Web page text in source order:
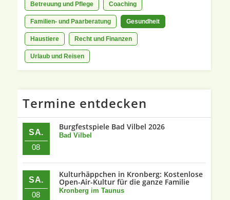
Betreuung und Pflege Coaching
Familien- und Paarberatung Gesundheit
Haustiere Recht und Finanzen
Urlaub und Reisen
Termine entdecken
SA.
08
Burgfestspiele Bad Vilbel 2026
Bad Vilbel
SA.
08
Kulturhäppchen in Kronberg: Kostenlose
Open-Air-Kultur für die ganze Familie
Kronberg im Taunus